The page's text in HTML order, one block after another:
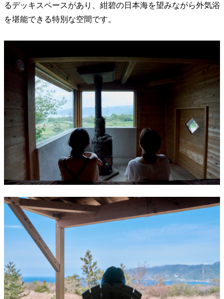
るデッキスペースがあり、紺碧の日本海を望みながら外気浴
を堪能できる特別な空間です。